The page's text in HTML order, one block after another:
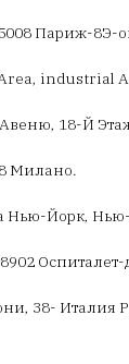
Париж-8Э-
industrial
18-Й
Милано.
Нью-Йорк,
38- Италия